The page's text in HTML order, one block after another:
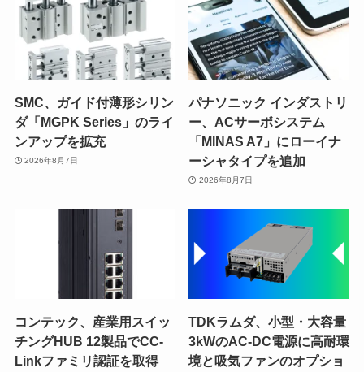
SMC、ガイド付薄形シリン
ダ「MGPK Series」のライ
ンアップを拡充
2026年8月7日
パナソニック インダストリ
ー、ACサーボシステム
「MINAS A7」にローイナ
ーシャタイプを追加
2026年8月7日
コンテック、産業用スイッ
チングHUB 12製品でCC-
Linkファミリ認証を取得
TDKラムダ、小型・大容量
3kWのAC-DC電源に高耐環
境と吸気ファンのオプショ